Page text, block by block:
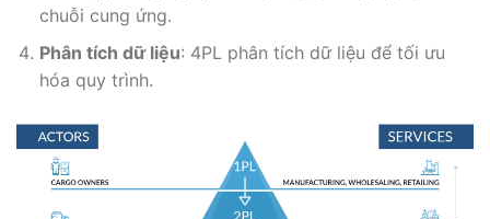
chuỗi cung ứng.
Phân tích dữ liệu: 4PL phân tích dữ liệu để tối ưu
hóa quy trình.